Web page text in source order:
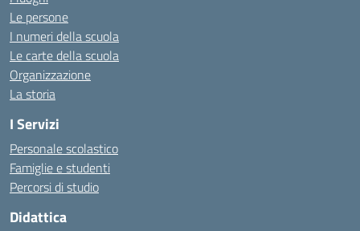
Le persone
I numeri della scuola
Le carte della scuola
Organizzazione
La storia
I Servizi
Personale scolastico
Famiglie e studenti
Percorsi di studio
Didattica